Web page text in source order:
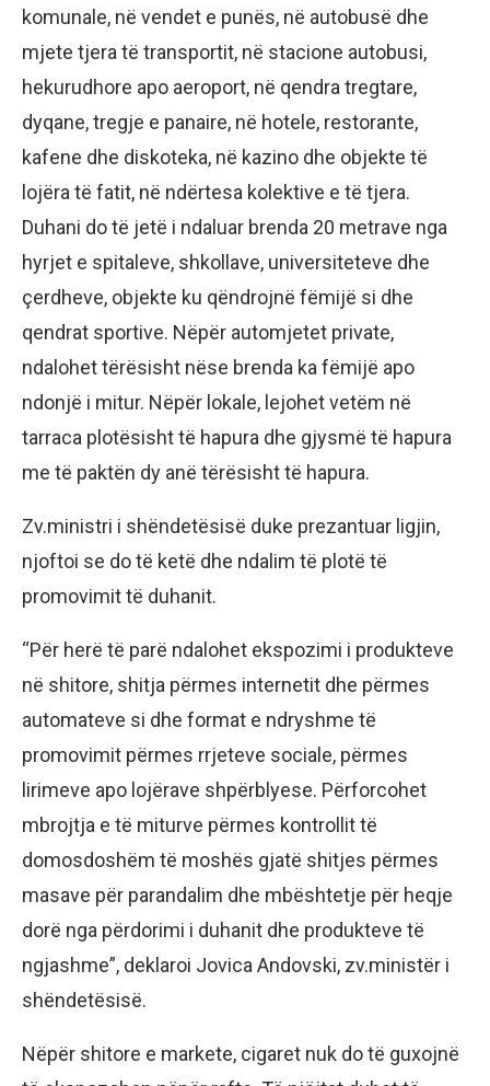
komunale, në vendet e punës, në autobusë dhe
mjete tjera të transportit, në stacione autobusi,
hekurudhore apo aeroport, në qendra tregtare,
dyqane, tregje e panaire, në hotele, restorante,
kafene dhe diskoteka, në kazino dhe objekte të
lojëra të fatit, në ndërtesa kolektive e të tjera.
Duhani do të jetë i ndaluar brenda 20 metrave nga
hyrjet e spitaleve, shkollave, universiteteve dhe
çerdheve, objekte ku qëndrojnë fëmijë si dhe
qendrat sportive. Nëpër automjetet private,
ndalohet tërësisht nëse brenda ka fëmijë apo
ndonjë i mitur. Nëpër lokale, lejohet vetëm në
tarraca plotësisht të hapura dhe gjysmë të hapura
me të paktën dy anë tërësisht të hapura.
Zv.ministri i shëndetësisë duke prezantuar ligjin,
njoftoi se do të ketë dhe ndalim të plotë të
promovimit të duhanit.
“Për herë të parë ndalohet ekspozimi i produkteve
në shitore, shitja përmes internetit dhe përmes
automateve si dhe format e ndryshme të
promovimit përmes rrjeteve sociale, përmes
lirimeve apo lojërave shpërblyese. Përforcohet
mbrojtja e të miturve përmes kontrollit të
domosdoshëm të moshës gjatë shitjes përmes
masave për parandalim dhe mbështetje për heqje
dorë nga përdorimi i duhanit dhe produkteve të
ngjashme”, deklaroi Jovica Andovski, zv.ministër i
shëndetësisë.
Nëpër shitore e markete, cigaret nuk do të guxojnë